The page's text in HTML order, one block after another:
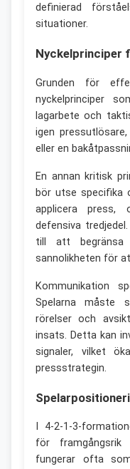
definierad
situationer.
Nyckelprinciper
Grunden för
nyckelprinciper
lagarbete och
igen
eller en
En annan kritisk
bör utse specifika
applicera press,
defensiva
till att begränsa
sannolikheten för
Kommunikation
Spelarna måste
rörelser och
insats. Detta kan
signaler, vilket
pressstrategin.
I 4-2-1-3-
för
fungerar ofta